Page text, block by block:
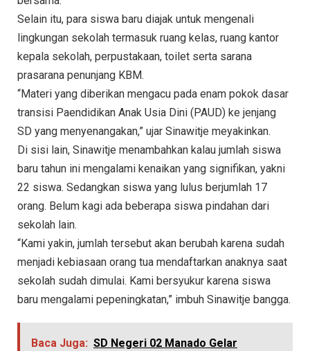
Selain itu, para siswa baru diajak untuk mengenali
lingkungan sekolah termasuk ruang kelas, ruang kantor
kepala sekolah, perpustakaan, toilet serta sarana
prasarana penunjang KBM.
“Materi yang diberikan mengacu pada enam pokok dasar
transisi Paendidikan Anak Usia Dini (PAUD) ke jenjang
SD yang menyenangakan,” ujar Sinawitje meyakinkan.
Di sisi lain, Sinawitje menambahkan kalau jumlah siswa
baru tahun ini mengalami kenaikan yang signifikan, yakni
22 siswa. Sedangkan siswa yang lulus berjumlah 17
orang. Belum kagi ada beberapa siswa pindahan dari
sekolah lain.
“Kami yakin, jumlah tersebut akan berubah karena sudah
menjadi kebiasaan orang tua mendaftarkan anaknya saat
sekolah sudah dimulai. Kami bersyukur karena siswa
baru mengalami pepeningkatan,” imbuh Sinawitje bangga.
Baca Juga: SD Negeri 02 Manado Gelar